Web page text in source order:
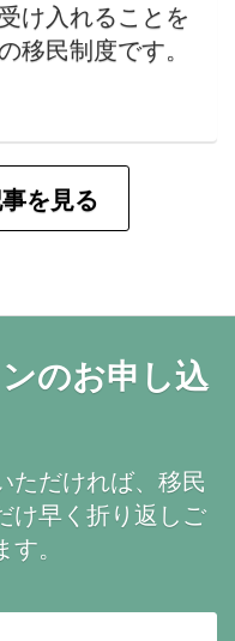
け入れることを
移民制度です。
を見る
のお申し込
ただければ、移民
け早く折り返しご
。